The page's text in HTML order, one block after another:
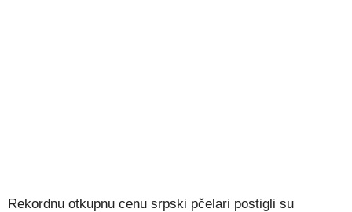
Rekordnu otkupnu cenu srpski pčelari postigli su